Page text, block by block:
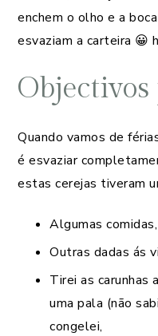
enchem o olho e a
esvaziam a carteira 😀
Quando vamos de
é esvaziar
estas cerejas tiveram
Algumas comidas,
Outras dadas ás
Tirei as carunhas
uma pala (não
congelei,